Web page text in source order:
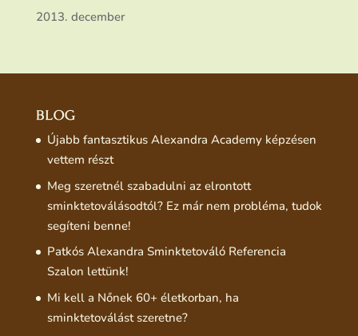
2013. december
BLOG
Újabb fantasztikus Alexandra Academy képzésen
vettem részt
Meg szeretnél szabadulni az elrontott
sminktetoválásodtól? Ez már nem probléma, tudok
segíteni benne!
Patkós Alexandra Sminktetováló Referencia
Szalon lettünk!
Mi kell a Nőnek 60+ életkorban, ha
sminktetoválást szeretne?